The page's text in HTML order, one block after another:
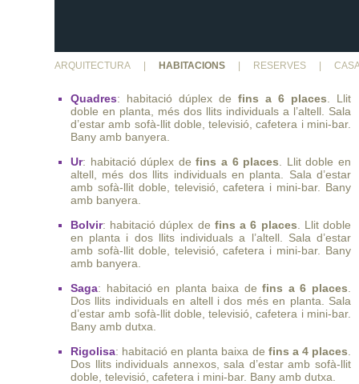
ARQUITECTURA HABITACIONS RESERVES
Quadres: habitació dúplex de fins a 6 places . Llit
doble en planta, més dos llits individuals a l’altell. Sala
d’estar amb sofà-llit doble, televisió, cafetera i mini-bar.
Bany amb banyera.
Ur: habitació dúplex defins a 6 places . Llit doble en
altell, més dos llits individuals en planta. Sala d’estar
amb sofà-llit doble, televisió, cafetera i mini-bar. Bany
amb banyera.
Bolvir: habitació dúplex de fins a 6 places . Llit doble
en planta i dos llits individuals a l’altell. Sala d’estar
amb sofà-llit doble, televisió, cafetera i mini-bar. Bany
amb banyera.
Saga: habitació en planta baixa defins a 6 places
Dos llits individuals en altell i dos més en planta. Sala
d’estar amb sofà-llit doble, televisió, cafetera i mini-bar.
Bany amb dutxa.
Rigolisa: habitació en planta baixa de fins a 4 places
Dos llits individuals annexos, sala d’estar amb sofà-llit
doble, televisió, cafetera i mini-bar. Bany amb dutxa.